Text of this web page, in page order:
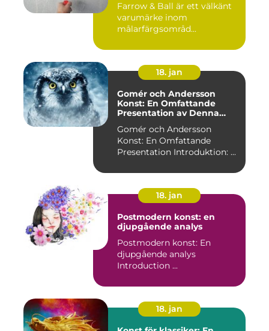
Farrow & Ball är ett välkänt
varumärke inom
målarfärgsområd...
18. jan
Gomér och Andersson
Konst: En Omfattande
Presentation av Denna
Gomér och Andersson
Konst: En Omfattande
Presentation Introduktion: ...
18. jan
Postmodern konst: en
djupgående analys
Postmodern konst: En
djupgående analys
Introduction ...
18. jan